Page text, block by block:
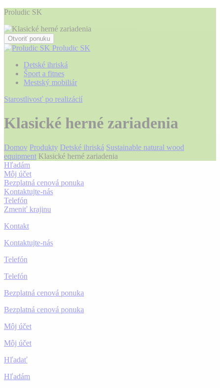
Proludic SK
Otvoriť ponuku
Proludic SK
Detské ihriská
Šport a fitnes
Mestský mobiliár
Starostlivosť po realizácií
Klasické herné zariadenia
Domov Produkty Detské ihriská Sustainable natural wood
equipment Klasické herné zariadenia
Hľadám
Môj účet
Bezplatná cenová ponuka
Kontaktujte-nás
Telefón
Zmeniť krajinu
Kontakt
Kontaktujte-nás
Telefón
Telefón
Bezplatná cenová ponuka
Bezplatná cenová ponuka
Môj účet
Môj účet
Hľadať
Hľadám